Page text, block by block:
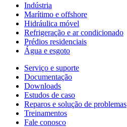
Indústria
Marítimo e offshore
Hidráulica móvel
Refrigeração e ar condicionado
Prédios residenciais
Água e esgoto
Serviço e suporte
Documentação
Downloads
Estudos de caso
Reparos e solução de problemas
Treinamentos
Fale conosco